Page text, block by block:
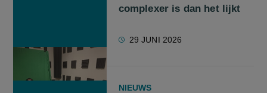
complexer is dan het lijkt
29 JUNI 2026
NIEUWS